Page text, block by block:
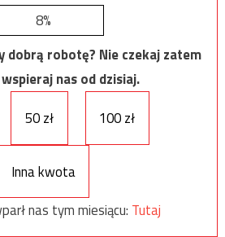
8%
dobrą robotę? Nie czekaj zatem
nas od dzisiaj.
50 zł 100 zł
Inna kwota
nas tym miesiącu: Tutaj